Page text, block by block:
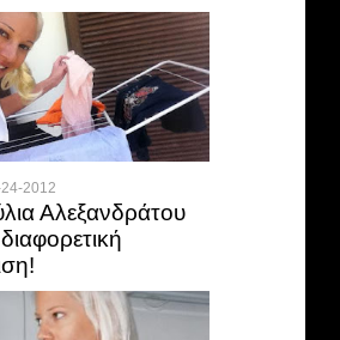
2012
Αλεξανδράτου